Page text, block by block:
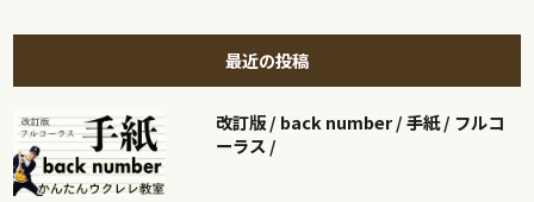
最近の投稿
改訂版 / back number / 手紙 / フルコ
ーラス /